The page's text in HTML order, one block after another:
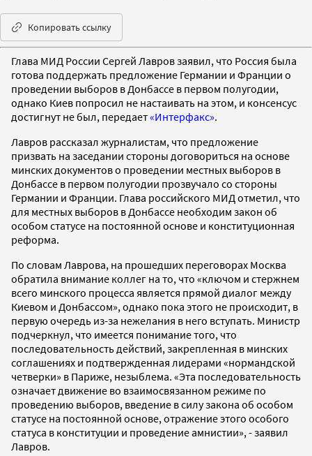
Копировать ссылку
Глава МИД России Сергей Лавров заявил, что Россия была
готова поддержать предложение Германии и Франции о
проведении выборов в Донбассе в первом полугодии,
однако Киев попросил не настаивать на этом, и консенсус
достигнут не был, передает«Интерфакс».
Лавров рассказал журналистам, что предложение
призвать на заседании стороны договориться на основе
минских документов о проведении местных выборов в
Донбассе в первом полугодии прозвучало со стороны
Германии и Франции. Глава российского МИД отметил, что
для местных выборов в Донбассе необходим закон об
особом статусе на постоянной основе и конституционная
реформа.
По словам Лаврова, на прошедших переговорах Москва
обратила внимание коллег на то, что «ключом и стержнем
всего минского процесса является прямой диалог между
Киевом и Донбассом», однако пока этого не происходит, в
первую очередь из-за нежелания в него вступать. Министр
подчеркнул, что имеется понимание того, что
последовательность действий, закрепленная в минских
соглашениях и подтвержденная лидерами «нормандской
четверки» в Париже, незыблема. «Эта последовательность
означает движение во взаимосвязанном режиме по
проведению выборов, введение в силу закона об особом
статусе на постоянной основе, отражение этого особого
статуса в конституции и проведение амнистии», - заявил
Лавров.